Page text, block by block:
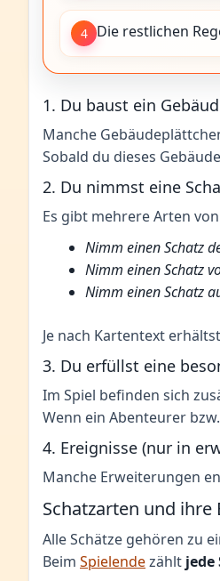
4 Die restlichen
1. Du baust ein
Manche
Sobald du dieses
2. Du nimmst eine
Es gibt mehrere Arten
Nimm einen Schatz
Nimm einen Schatz
Nimm einen Schatz
Je nach Kartentext
3. Du erfüllst eine
Im Spiel befinden sich
Wenn ein Abenteurer
4. Ereignisse (nur in
Manche Erweiterungen
Schatzarten und ihre
Alle Schätze gehören zu
Beim Spielendezählt jede